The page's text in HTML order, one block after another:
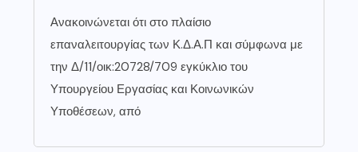
Ανακοινώνεται ότι στο πλαίσιο
επαναλειτουργίας των Κ.Δ.Α.Π και σύμφωνα με
την Δ/11/οικ:20728/709 εγκύκλιο του
Υπουργείου Εργασίας και Κοινωνικών
Υποθέσεων, από